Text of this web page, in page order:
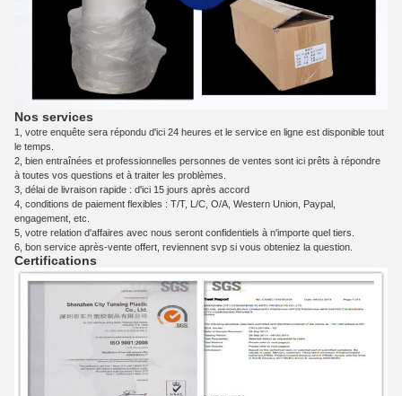
Nos services
1, votre enquête sera répondu d'ici 24 heures et le service en ligne est disponible tout
le temps.
2, bien entraînées et professionnelles personnes de ventes sont ici prêts à répondre
à toutes vos questions et à traiter les problèmes.
3, délai de livraison rapide : d'ici 15 jours après accord
4, conditions de paiement flexibles : T/T, L/C, O/A, Western Union, Paypal,
engagement, etc.
5, votre relation d'affaires avec nous seront confidentiels à n'importe quel tiers.
6, bon service après-vente offert, reviennent svp si vous obteniez la question.
Certifications